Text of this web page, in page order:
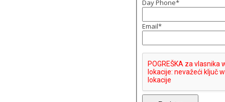
Day Phone*
Email*